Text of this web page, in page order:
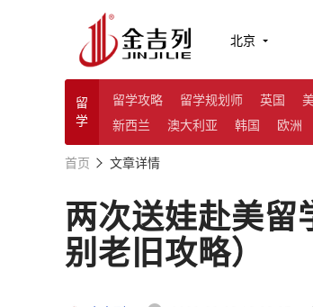
北京
留
学
留学攻略 留学规划师 英国
新西兰
澳大利亚 韩国 欧洲
首页 文章详情
两次送娃赴美留
别老旧攻略）